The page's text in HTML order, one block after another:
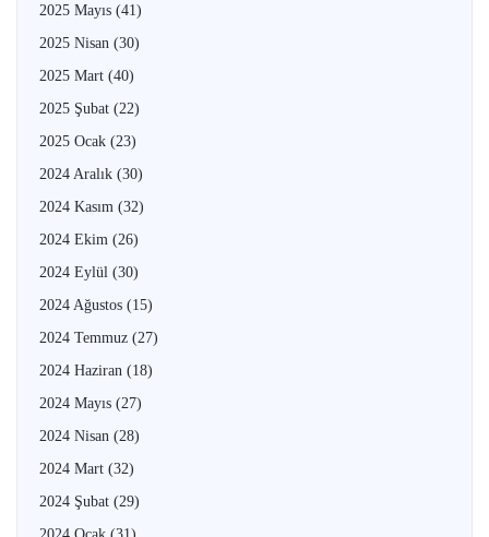
2025 Mayıs (41)
2025 Nisan (30)
2025 Mart (40)
2025 Şubat (22)
2025 Ocak (23)
2024 Aralık (30)
2024 Kasım (32)
2024 Ekim (26)
2024 Eylül (30)
2024 Ağustos (15)
2024 Temmuz (27)
2024 Haziran (18)
2024 Mayıs (27)
2024 Nisan (28)
2024 Mart (32)
2024 Şubat (29)